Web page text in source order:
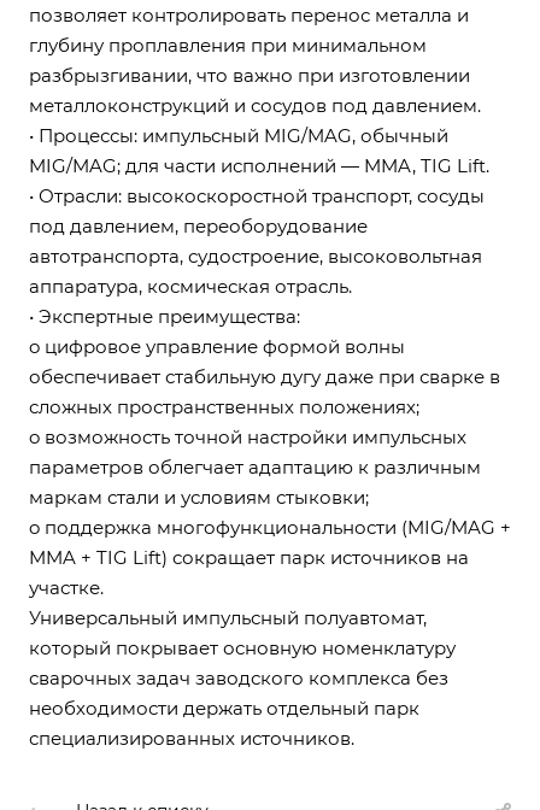
позволяет контролировать перенос металла и
глубину проплавления при минимальном
разбрызгивании, что важно при изготовлении
металлоконструкций и сосудов под давлением.
• Процессы: импульсный MIG/MAG, обычный
MIG/MAG; для части исполнений — MMA, TIG Lift.
• Отрасли: высокоскоростной транспорт, сосуды
под давлением, переоборудование
автотранспорта, судостроение, высоковольтная
аппаратура, космическая отрасль.
• Экспертные преимущества:
o цифровое управление формой волны
обеспечивает стабильную дугу даже при сварке в
сложных пространственных положениях;
o возможность точной настройки импульсных
параметров облегчает адаптацию к различным
маркам стали и условиям стыковки;
o поддержка многофункциональности (MIG/MAG +
MMA + TIG Lift) сокращает парк источников на
участке.
Универсальный импульсный полуавтомат,
который покрывает основную номенклатуру
сварочных задач заводского комплекса без
необходимости держать отдельный парк
специализированных источников.